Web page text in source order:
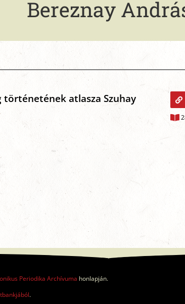
Bereznay
történetének atlasza Szuhay
Periodika Archívuma honlapján.
.